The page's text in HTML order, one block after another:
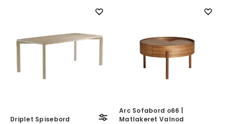
Driplet Spisebord
Arc Sofabord o66 |
Matlakeret Valnod